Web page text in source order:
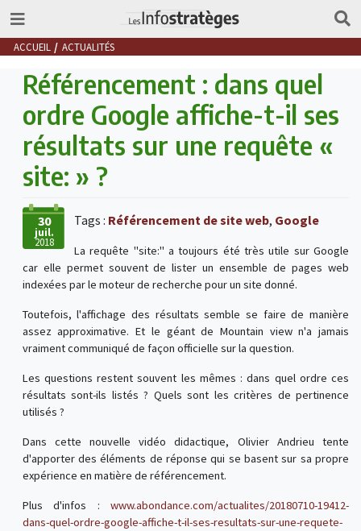
ACCUEIL ACTUALITÉS
Référencement : dans quel
ordre Google affiche-t-il ses
résultats sur une requête «
site: » ?
30
juil.
2018
Tags : Référencement de site web, Google
La requête "site:" a toujours été très utile sur Google
car elle permet souvent de lister un ensemble de pages web
indexées par le moteur de recherche pour un site donné.
Toutefois, l'affichage des résultats semble se faire de manière
assez approximative. Et le géant de Mountain view n'a jamais
vraiment communiqué de façon officielle sur la question.
Les questions restent souvent les mêmes : dans quel ordre ces
résultats sont-ils listés ? Quels sont les critères de pertinence
utilisés ?
Dans cette nouvelle vidéo didactique, Olivier Andrieu tente
d'apporter des éléments de réponse qui se basent sur sa propre
expérience en matière de référencement.
Plus d'infos : www.abondance.com/actualites/20180710-19412-
dans-quel-ordre-google-affiche-t-il-ses-resultats-sur-une-requete-